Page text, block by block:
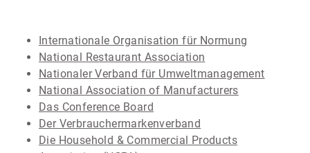
Internationale Organisation für Normung
National Restaurant Association
Nationaler Verband für Umweltmanagement
National Association of Manufacturers
Das Conference Board
Der Verbrauchermarkenverband
Die Household & Commercial Products